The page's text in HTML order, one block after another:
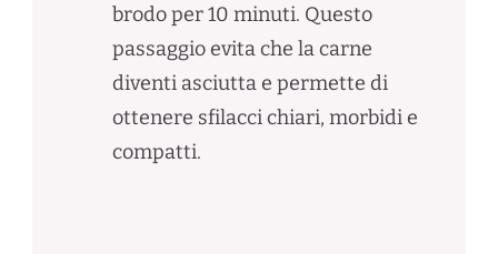
brodo per 10 minuti. Questo
passaggio evita che la carne
diventi asciutta e permette di
ottenere sfilacci chiari, morbidi e
compatti.